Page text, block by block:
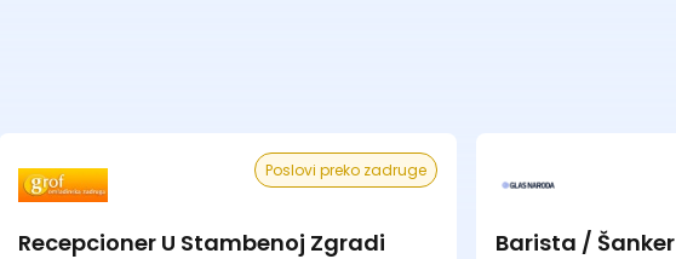
Poslovi preko zadruge
Recepcioner U Stambenoj Zgradi Barista / Šanker